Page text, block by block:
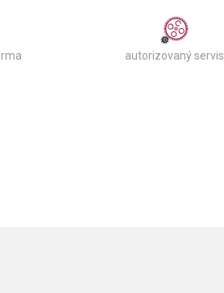
autorizovaný servis